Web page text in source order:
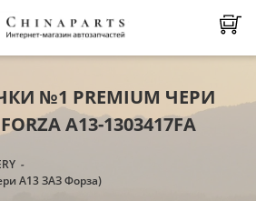
№1 PREMIUM ЧЕРИ
A13-1303417FA
А13 ЗАЗ Форза)